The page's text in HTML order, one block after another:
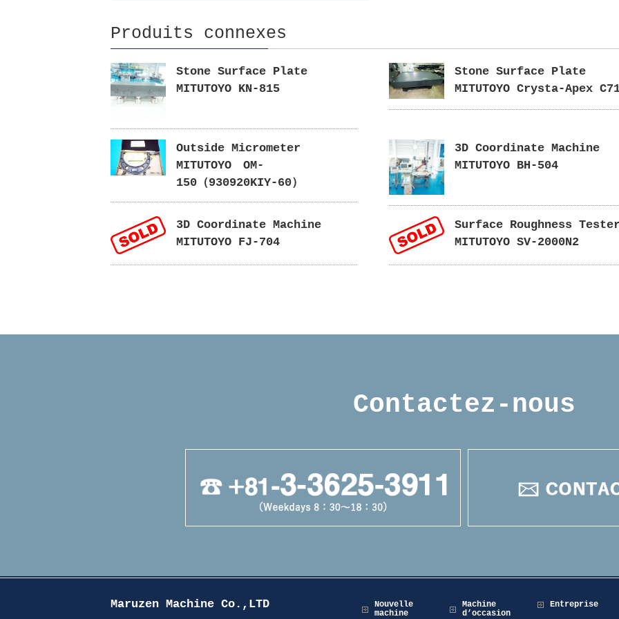
Produits connexes
Stone Surface Plate
MITUTOYO KN-815
Stone Surface Plate
MITUTOYO Crysta-Apex
Outside Micrometer
MITUTOYO OM-
150（930920KIY-60）
3D Coordinate Machine
MITUTOYO BH-504
3D Coordinate Machine
MITUTOYO FJ-704
Surface Roughness Tester
MITUTOYO SV-2000N2
Contactez-nous
Maruzen Machine Co.,LTD
Nouvelle
machine
Machine
d’occasion
Entreprise